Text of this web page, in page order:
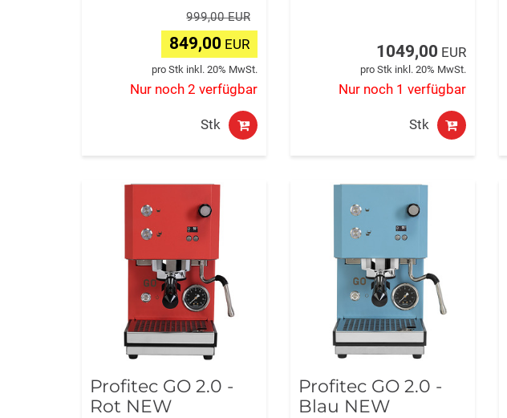
999,00 EUR
849,00 EUR
pro Stk inkl. 20% MwSt.
Nur noch 2 verfügbar
Stk
1049,00 EUR
pro Stk inkl. 20% MwSt.
Nur noch 1 verfügbar
Stk
Profitec GO 2.0 -
Rot NEW
Profitec GO 2.0 -
Blau NEW